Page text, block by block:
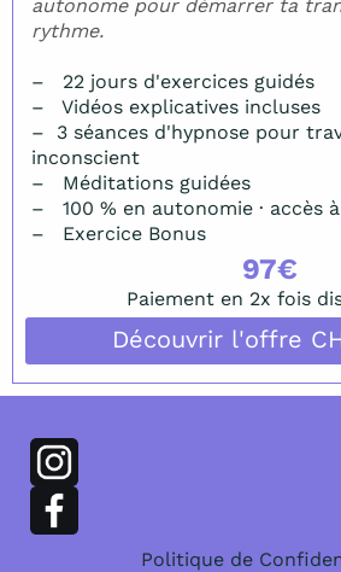
autonome pour démarrer ta
rythme.
– 22 jours d'exercices guidés
– Vidéos explicatives incluses
– 3 séances d'hypnose pour
inconscient
– Méditations guidées
– 100 % en autonomie · accès
– Exercice Bonus
97€
Paiement en 2x fois
Découvrir l'offre
Politique de